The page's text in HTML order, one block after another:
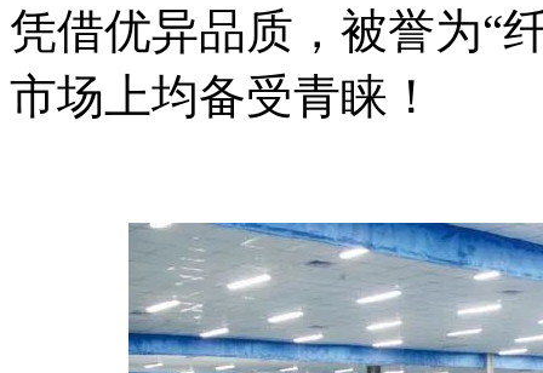
凭借优异品质，被誉为“
市场上均备受青睐！